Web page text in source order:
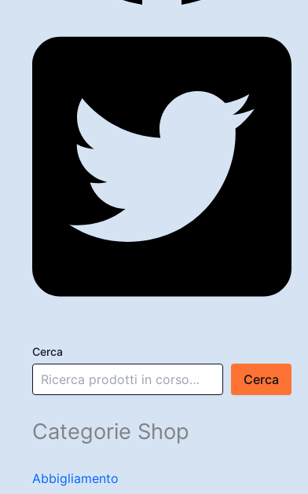
Cerca
Cerca
Categorie Shop
Abbigliamento